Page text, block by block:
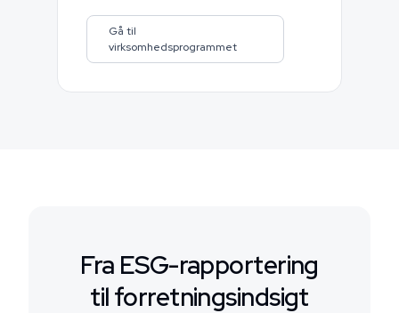
Gå til
virksomhedsprogrammet
Fra ESG-rapportering
til forretningsindsigt